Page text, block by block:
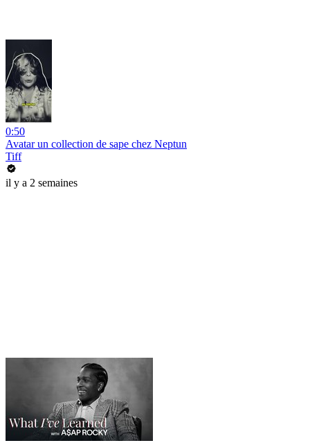
0:50
Avatar un collection de sape chez Neptun
Tiff
il y a 2 semaines